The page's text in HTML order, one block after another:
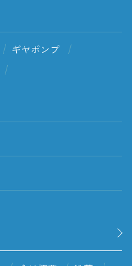
ギヤポンプ